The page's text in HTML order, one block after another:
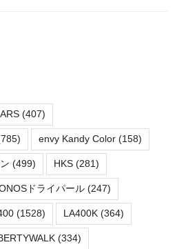
(407)
envy Kandy Color (158)
(499) HKS (281)
ドライパール (247)
(1528) LA400K (364)
(334)